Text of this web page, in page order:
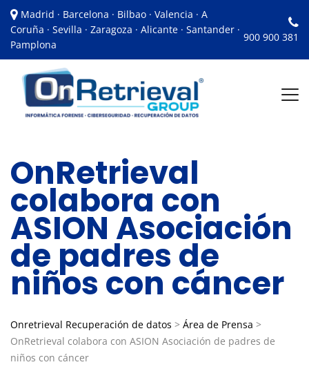
Madrid · Barcelona · Bilbao · Valencia · A
Coruña · Sevilla · Zaragoza · Alicante · Santander ·
Pamplona
900 900 381
OnRetrieval
colabora con
ASION Asociación
de padres de
niños con cáncer
Onretrieval Recuperación de datos > Área de Prensa >
OnRetrieval colabora con ASION Asociación de padres de
niños con cáncer